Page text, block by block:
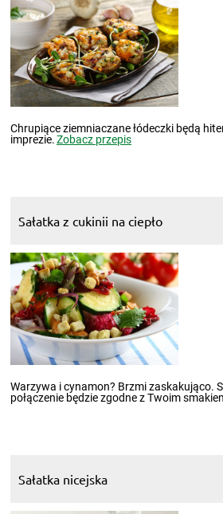
Chrupiące ziemniaczane łódeczki będą
imprezie.Zobacz przepis
Sałatka z cukinii na ciepło
Warzywa i cynamon? Brzmi zaskakująco.
połączenie będzie zgodne z Twoim
Sałatka nicejska